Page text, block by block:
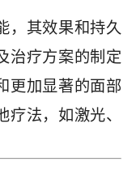
，其效果和持久
治疗方案的制定
更加显著的面部
法，如激光、